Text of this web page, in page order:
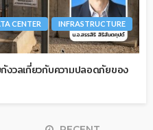
CENTER
INFRASTRUCTURE
งวลเกี่ยวกับความปลอดภัยของ